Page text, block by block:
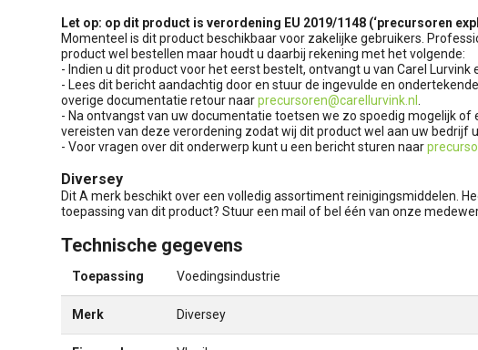
Let op: op dit product is verordening EU 2019/1148 (‘precursoren
Momenteel is dit product beschikbaar voor zakelijke gebruikers.
product wel bestellen maar houdt u daarbij rekening met het volgende:
- Indien u dit product voor het eerst bestelt, ontvangt u van Carel Lurvink
- Lees dit bericht aandachtig door en stuur de ingevulde en
overige documentatie retour naarprecursoren@carellurvink.nl
- Na ontvangst van uw documentatie toetsen we zo spoedig mogelijk of
vereisten van deze verordening zodat wij dit product wel aan uw bedrijf
- Voor vragen over dit onderwerp kunt u een bericht sturen naar
Diversey
Dit A merk beschikt over een volledig assortiment reinigingsmiddelen.
toepassing van dit product? Stuur een mail of bel één van onze
Technische gegevens
Toepassing Voedingsindustrie
Merk Diversey